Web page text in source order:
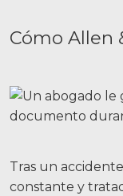
Cómo Allen
Tras un
constante y